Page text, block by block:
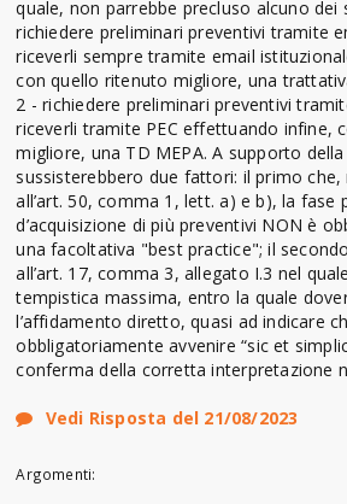
quale, non parrebbe precluso alcuno dei
richiedere preliminari preventivi tramite
riceverli sempre tramite email
con quello ritenuto migliore, una
2 - richiedere preliminari preventivi
riceverli tramite PEC effettuando infine,
migliore, una TD MEPA. A supporto
sussisterebbero due fattori: il primo che,
all’art. 50, comma 1, lett. a) e b), la fase
d’acquisizione di più preventivi NON è
una facoltativa "best practice"; il
all’art. 17, comma 3, allegato I.3 nel
tempistica massima, entro la quale
l’affidamento diretto, quasi ad indicare
obbligatoriamente avvenire “sic et
conferma della corretta interpretazione
Vedi Risposta del 21/08/2023
Argomenti: